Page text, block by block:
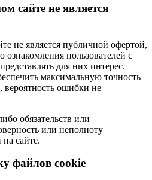
сайте не является
не является публичной офертой,
ознакомления пользователей с
для них интерес.
максимальную точность
вероятность ошибки не
обязательств или
или неполноту
сайте.
файлов cookie